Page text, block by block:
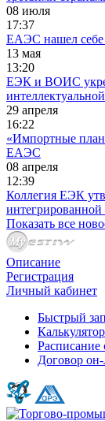
08 июля
17:37
ЕАЭС нашел себе
13 мая
13:20
ЕЭК и ВОИС
29 апреля
16:22
«Импортные
ЕАЭС
08 апреля
12:39
Коллегия ЕЭК
Показать все
Описание
Регистрация
Личный кабинет
Быстрый
Расписание
Договор